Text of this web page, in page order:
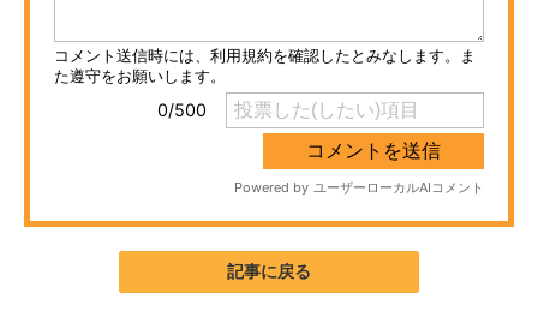
スマホと通信の最新トレンド
進化するPCとデバイスの未来
AI活用のいまが分かる
記事に戻る